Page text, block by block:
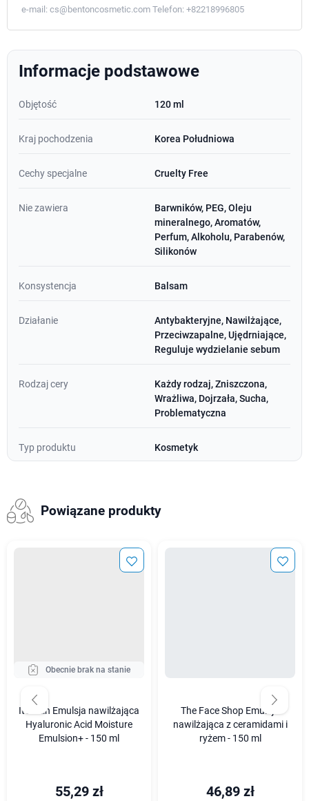
e-mail: cs@bentoncosmetic.com Telefon: +82218996805
Informacje podstawowe
Objętość 120 ml
Kraj pochodzenia Korea Południowa
Cechy specjalne Cruelty Free
Nie zawiera
Barwników, PEG, Oleju
mineralnego, Aromatów,
Perfum, Alkoholu, Parabenów,
Silikonów
Konsystencja Balsam
Działanie
Antybakteryjne, Nawilżające,
Przeciwzapalne, Ujędrniające,
Reguluje wydzielanie sebum
Rodzaj cery
Każdy rodzaj, Zniszczona,
Wrażliwa, Dojrzała, Sucha,
Problematyczna
Typ produktu Kosmetyk
Powiązane produkty
Obecnie brak na stanie
It's Skin Emulsja nawilżająca
Hyaluronic Acid Moisture
Emulsion+ - 150 ml
55,29 zł
The Face Shop Emulsja
nawilżająca z ceramidami i
ryżem - 150 ml
46,89 zł